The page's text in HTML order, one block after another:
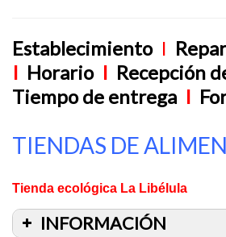
Establecimiento I
I Horario I Recepción
Tiempo de entrega I
TIENDAS DE
Tienda ecológica La Libélula
INFORMACIÓN